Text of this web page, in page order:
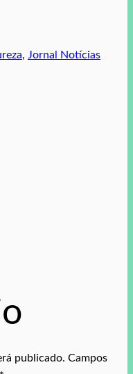
, Jornal Notícias
publicado. Campos